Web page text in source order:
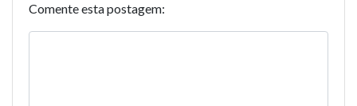
Comente esta postagem: